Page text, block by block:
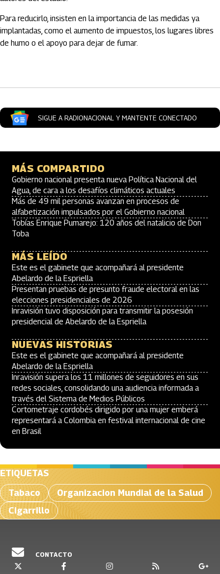
Para reducirlo, insisten en la importancia de las medidas ya
implantadas, como el aumento de impuestos, los lugares libres
de humo o el apoyo para dejar de fumar.
SIGUE A RADIONACIONAL Y MANTENTE CONECTADO
MÁS COMPARTIDO
Gobierno nacional presenta nueva Política Nacional del
Agua, de cara a los desafíos climáticos actuales
Más de 49 mil personas avanzan en procesos de
alfabetización impulsados por el Gobierno nacional
Tobías Enrique Pumarejo: 120 años del natalicio de Don
Toba
MÁS LEÍDO
Este es el gabinete que acompañará al presidente
Abelardo de la Espriella
Presentan pruebas de presunto fraude electoral en las
elecciones presidenciales de 2026
Inravisión tuvo disposición para transmitir la posesión
presidencial de Abelardo de la Espriella
NUEVAS HISTORIAS
Este es el gabinete que acompañará al presidente
Abelardo de la Espriella
Inravisión supera los 11 millones de seguidores en sus
redes sociales, consolidando una audiencia informada a
través del Sistema de Medios Públicos
Cortometraje cordobés dirigido por una mujer emberá
representará a Colombia en festival internacional de cine
en Brasil
ETIQUETAS
Tabaco
Organizacion Mundial de la Salud
Cigarrillo
CONTACTO